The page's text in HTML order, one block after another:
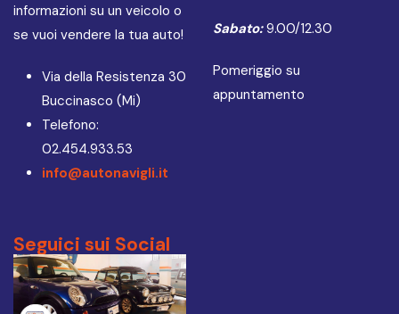
informazioni su un veicolo o
se vuoi vendere la tua auto!
Via della Resistenza 30
Buccinasco (Mi)
Telefono:
02.454.933.53
info@autonavigli.it
Sabato:9.00/12.30
Pomeriggio su
appuntamento
Seguici sui Social